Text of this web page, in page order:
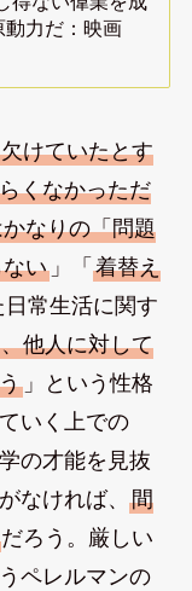
動力だ：映画
けていたとす
くなかっただ
なりの「問題
い」「 着替え
常生活に関す
他人に対して
」という性格
いく上での
の才能を見抜
なければ、 間
だろう。厳しい
ペレルマンの